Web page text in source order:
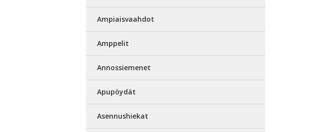
Ampiaisvaahdot
Amppelit
Annossiemenet
Apupöydät
Asennushiekat